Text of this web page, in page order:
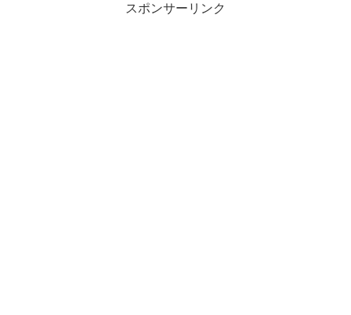
スポンサーリンク